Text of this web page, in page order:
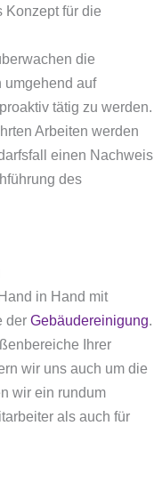
Konzept für die
die
umgehend auf
tätig zu werden.
Arbeiten werden
einen Nachweis
des
in Hand mit
der Gebäudereinigung.
Ihrer
wir uns auch um die
wir ein rundum
als auch für